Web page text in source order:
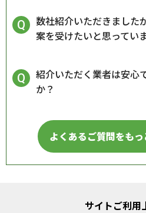
数社紹介いただきました
案を受けたいと思っていま
紹介いただく業者は安心
か？
よくあるご質問をもっ
サイトご利用